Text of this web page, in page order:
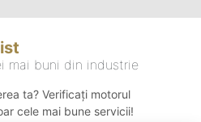
mai buni din industrie
ta? Verificați motorul
cele mai bune servicii!